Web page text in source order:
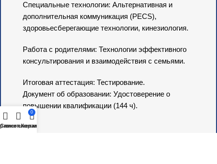
Специальные технологии: Альтернативная и
дополнительная коммуникация (PECS),
здоровьесберегающие технологии, кинезиология.
Работа с родителями: Технологии эффективного
консультирования и взаимодействия с семьями.
Итоговая аттестация: Тестирование.
Документ об образовании: Удостоверение о
повышении квалификации (144 ч).
Список желаний
0
Корзина